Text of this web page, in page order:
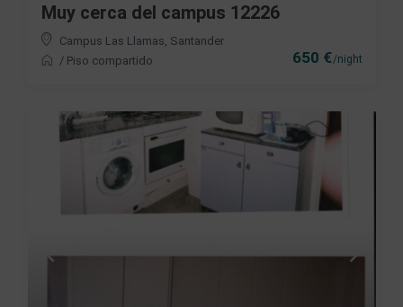
650 €/night
Muy cerca del campus 12226
Campus Las Llamas Santander
/ Piso compartido